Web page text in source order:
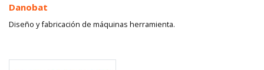
Danobat
Diseño y fabricación de máquinas herramienta.